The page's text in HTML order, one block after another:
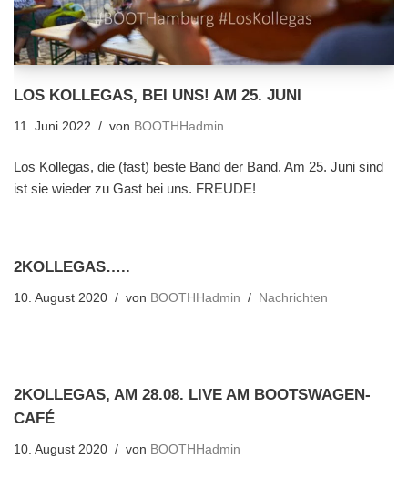
LOS KOLLEGAS, BEI UNS! AM 25. JUNI
11. Juni 2022 von BOOTHHadmin
Los Kollegas, die (fast) beste Band der Band. Am 25. Juni sind
ist sie wieder zu Gast bei uns. FREUDE!
2KOLLEGAS…..
10. August 2020 von BOOTHHadmin Nachrichten
2KOLLEGAS, AM 28.08. LIVE AM BOOTSWAGEN-
CAFÉ
10. August 2020 von BOOTHHadmin